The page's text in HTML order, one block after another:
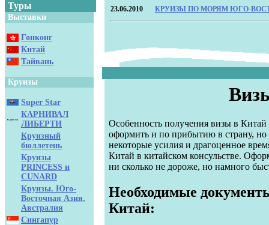
Туры
Выставки
Гонконг
Китай
Тайвань
Круизы
Super Star
КАРНИВАЛ
ЛИБЕРТИ
Круизный
бюллетень
Круизы
PRINCESS и
CUNARD
Круизы. Юго-
Восточная Азия.
Австралия
Сингапур
23.06.2010 КРУИЗЫ ПО МОРЯМ ЮГО-
Особенность получения визы в
оформить и по прибытию в страну, но
некоторые усилия и драгоценное
Китай в китайском консульстве.
ни сколько не дороже, но намного
Необходимые
Китай: